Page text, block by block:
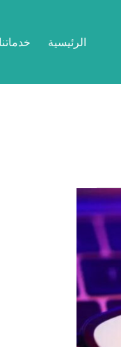
الرئيسية خدماتنا